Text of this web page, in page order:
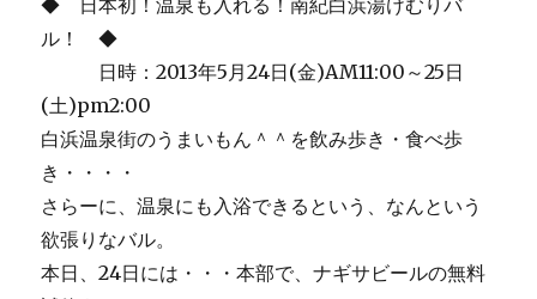
◆ 日本初！温泉も入れる！南紀白浜湯けむりバ
ル！ ◆
日時：2013年5月24日(金)AM11:00～25日
(土)pm2:00
白浜温泉街のうまいもん＾＾を飲み歩き・食べ歩
き・・・・
さらーに、温泉にも入浴できるという、なんという
欲張りなバル。
本日、24日には・・・本部で、ナギサビールの無料